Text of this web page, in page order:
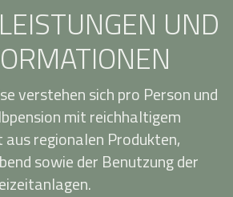
UND
verstehen sich pro Person und
mit reichhaltigem
regionalen Produkten,
sowie der Benutzung der